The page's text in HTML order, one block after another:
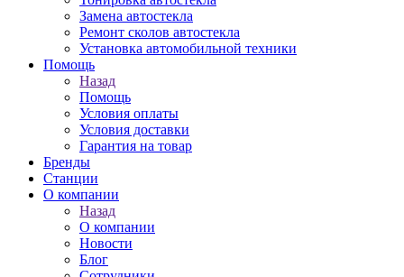
Замена автостекла
Ремонт сколов автостекла
Установка автомобильной техники
Помощь
Назад
Помощь
Условия оплаты
Условия доставки
Гарантия на товар
Бренды
Станции
О компании
Назад
О компании
Новости
Блог